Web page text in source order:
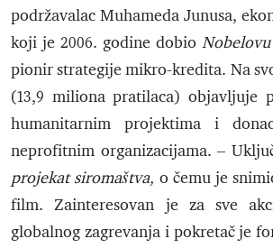
podržavalac Muhameda Junusa,
koji je 2006. godine dobio
pionir strategije mikro-kredita. Na
(13,9 miliona pratilaca) objavljuje
humanitarnim projektima i
neprofitnim organizacijama. –
projekat siromaštva, o čemu je
film. Zainteresovan je za sve
globalnog zagrevanja i pokretač je